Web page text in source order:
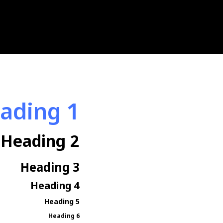
1
Heading 2
Heading 3
Heading 4
Heading 5
Heading 6